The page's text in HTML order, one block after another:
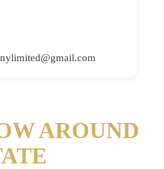
AROUND